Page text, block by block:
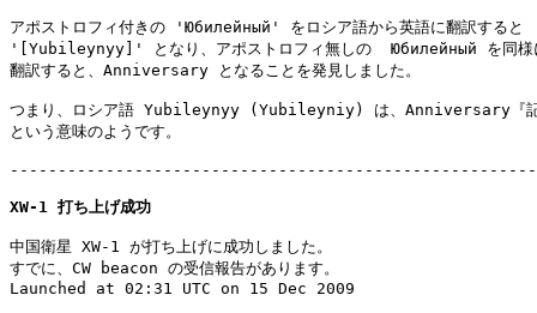
アポストロフィ付きの 'Юбилейный' をロシア語から英語に翻訳すると
'[Yubileynyy]' となり、アポストロフィ無しの  Юбилейный を同様
翻訳すると、Anniversary となることを発見しました。
つまり、ロシア語 Yubileynyy (Yubileyniy) は、Anniversary『記
という意味のようです。
XW-1 打ち上げ成功
中国衛星 XW-1 が打ち上げに成功しました。
すでに、CW beacon の受信報告があります。